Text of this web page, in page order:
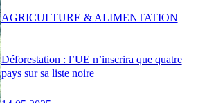
Déforestation : l’UE n’inscrira que quatre
pays sur sa liste noire
AGRICULTURE & ALIMENTATION